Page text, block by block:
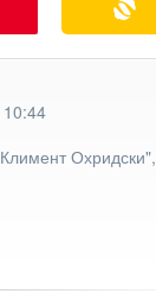
Охридски",